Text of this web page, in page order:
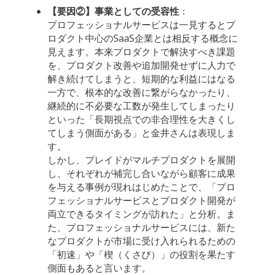
【要因②】事業としての受容性 ：
プロフェッショナルサービスは一見するとプ
ロダクト中心のSaaS企業とは相反する概念に
見えます。本来プロダクトで解決すべき課題
を、プロダクト改善や追加開発せずに人力で
解き続けてしまうと、短期的な利益にはなる
一方で、根本的な改善に繋がらなかったり、
継続的に不必要な工数が発生してしまったり
といった「長期視点での非合理性を大きくし
てしまう側面がある」と金井さんは表現しま
す。
しかし、プレイドがマルチプロダクトを展開
し、それぞれが補完し合いながら顧客に成果
を与える事例が現れはじめたことで、「プロ
フェッショナルサービスとプロダクト開発が
両立できるタイミングが訪れた」と分析。ま
た、プロフェッショナルサービスには、新た
なプロダクトが市場に受け入れられるための
「初速」や「楔（くさび）」の役割を果たす
側面もあると言います。